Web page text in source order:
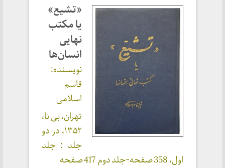
«تشیع»
یا مکتب
نهایی
انسان‌ها
نویسنده:
قاسم
اسلامی
تهران، بی نا،
۱۳۵۲، در دو
جلد : جلد
اول، 358 صفحه-جلد دوم 417 صفحه